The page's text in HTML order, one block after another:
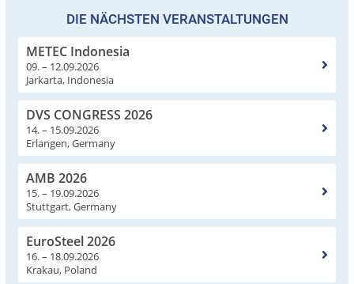
DIE NÄCHSTEN VERANSTALTUNGEN
METEC Indonesia
09. – 12.09.2026
Jarkarta, Indonesia
DVS CONGRESS 2026
14. – 15.09.2026
Erlangen, Germany
AMB 2026
15. – 19.09.2026
Stuttgart, Germany
EuroSteel 2026
16. – 18.09.2026
Krakau, Poland